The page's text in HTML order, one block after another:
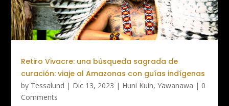
Retiro Vivacre: una búsqueda sagrada de
curación: viaje al Amazonas con guías indígenas
by Tessalund | Dic 13, 2023 | Huni Kuin,Yawanawa | 0
Comments